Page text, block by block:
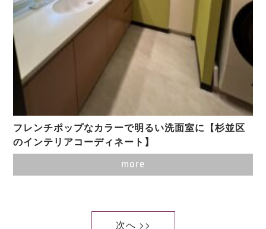
フレンチポップなカラーで明るい洗面室に【杉並区
のインテリアコーディネート】
more
次へ >>